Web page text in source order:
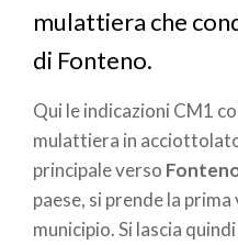
mulattiera che
di Fonteno.
Qui le indicazioni CM1
mulattiera in
principale verso
paese, si prende la
municipio. Si lascia